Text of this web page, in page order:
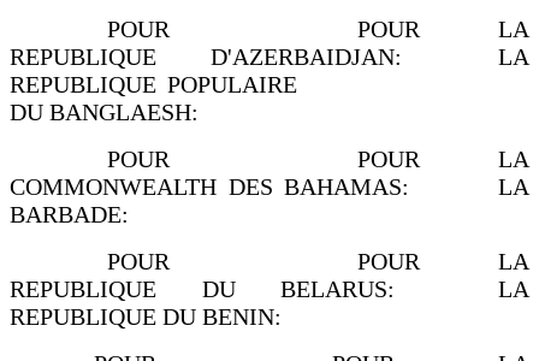
POUR POUR LA
REPUBLIQUE D'AZERBAIDJAN: LA
REPUBLIQUE POPULAIRE
DU BANGLAESH:
POUR POUR LA
COMMONWEALTH DES BAHAMAS: LA
BARBADE:
POUR POUR LA
REPUBLIQUE DU BELARUS: LA
REPUBLIQUE DU BENIN: